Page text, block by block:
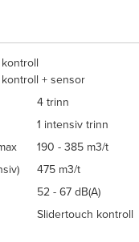
+ sensor
4 trinn
1 intensiv trinn
190 - 385 m3/t
475 m3/t
52 - 67 dB(A)
Slidertouch kontroll